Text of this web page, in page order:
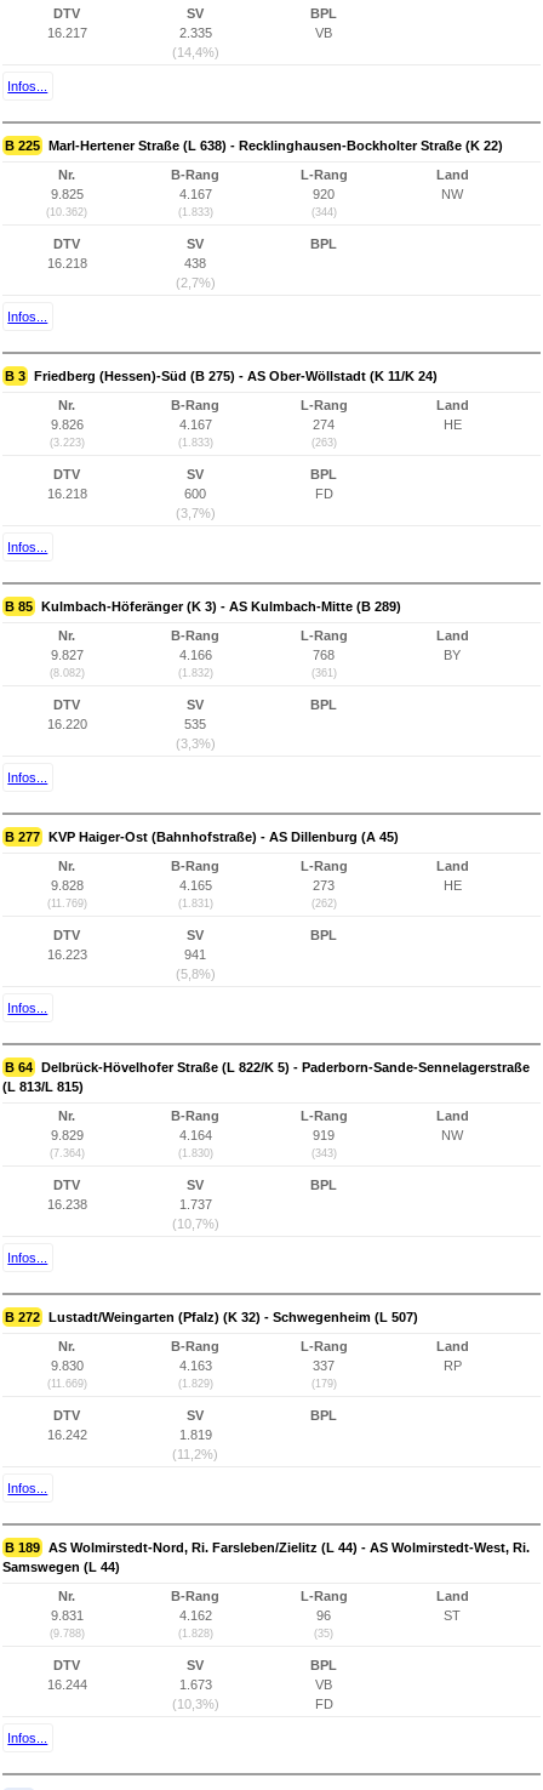
DTV
16.217
SV
2.335
(14,4%)
BPL
VB
Infos...
B 225 Marl-Hertener Straße (L 638) - Recklinghausen-Bockholter Straße (K 22)
Nr.
9.825
(10.362)
B-Rang
4.167
(1.833)
L-Rang
920
(344)
Land
NW
DTV
16.218
SV
438
(2,7%)
BPL
Infos...
B 3 Friedberg (Hessen)-Süd (B 275) - AS Ober-Wöllstadt (K 11/K 24)
Nr.
9.826
(3.223)
B-Rang
4.167
(1.833)
L-Rang
274
(263)
Land
HE
DTV
16.218
SV
600
(3,7%)
BPL
FD
Infos...
B 85 Kulmbach-Höferänger (K 3) - AS Kulmbach-Mitte (B 289)
Nr.
9.827
(8.082)
B-Rang
4.166
(1.832)
L-Rang
768
(361)
Land
BY
DTV
16.220
SV
535
(3,3%)
BPL
Infos...
B 277 KVP Haiger-Ost (Bahnhofstraße) - AS Dillenburg (A 45)
Nr.
9.828
(11.769)
B-Rang
4.165
(1.831)
L-Rang
273
(262)
Land
HE
DTV
16.223
SV
941
(5,8%)
BPL
Infos...
B 64 Delbrück-Hövelhofer Straße (L 822/K 5) - Paderborn-Sande-Sennelagerstraße
(L 813/L 815)
Nr.
9.829
(7.364)
B-Rang
4.164
(1.830)
L-Rang
919
(343)
Land
NW
DTV
16.238
SV
1.737
(10,7%)
BPL
Infos...
B 272 Lustadt/Weingarten (Pfalz) (K 32) - Schwegenheim (L 507)
Nr.
9.830
(11.669)
B-Rang
4.163
(1.829)
L-Rang
337
(179)
Land
RP
DTV
16.242
SV
1.819
(11,2%)
BPL
Infos...
B 189 AS Wolmirstedt-Nord, Ri. Farsleben/Zielitz (L 44) - AS Wolmirstedt-West, Ri.
Samswegen (L 44)
Nr.
9.831
(9.788)
B-Rang
4.162
(1.828)
L-Rang
96
(35)
Land
ST
DTV
16.244
SV
1.673
(10,3%)
BPL
VB
FD
Infos...